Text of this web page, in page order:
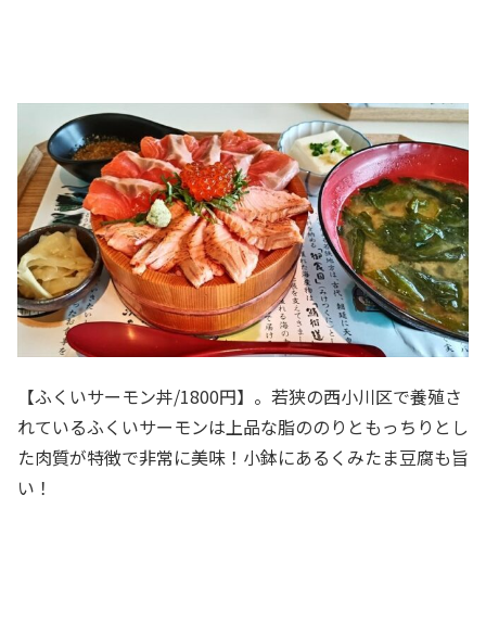
【ふくいサーモン丼/1800円】。若狭の西小川区で養殖さ
れているふくいサーモンは上品な脂ののりともっちりとし
た肉質が特徴で非常に美味！小鉢にあるくみたま豆腐も旨
い！